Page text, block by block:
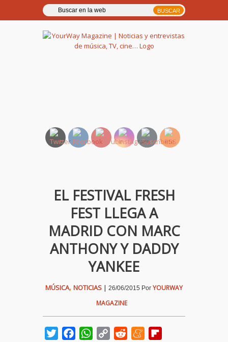
EL FESTIVAL FRESH
FEST LLEGA A
MADRID CON MARC
ANTHONY Y DADDY
YANKEE
MÚSICA, NOTICIAS | 26/06/2015 Por YOURWAY
MAGAZINE
TwitterFacebookWhatsApp
Copy
Reddit Meneame